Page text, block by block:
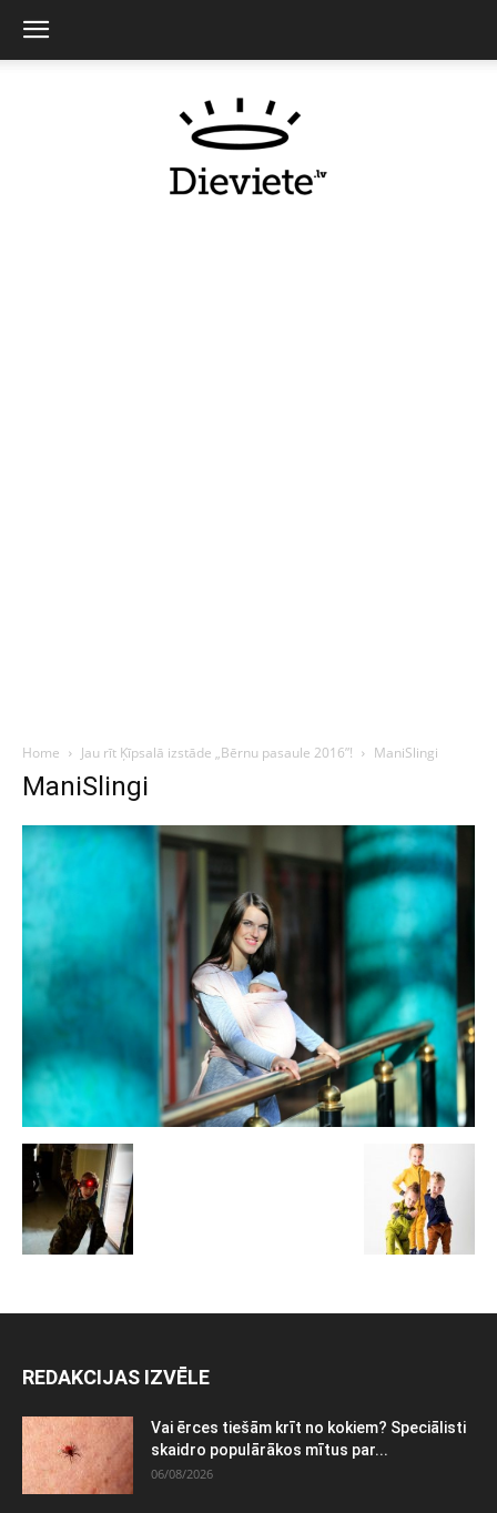
Home Jau rīt Ķīpsalā izstāde „Bērnu pasaule 2016”! ManiSlingi
ManiSlingi
REDAKCIJAS IZVĒLE
Vai ērces tiešām krīt no kokiem? Speciālisti
skaidro populārākos mītus par...
06/08/2026